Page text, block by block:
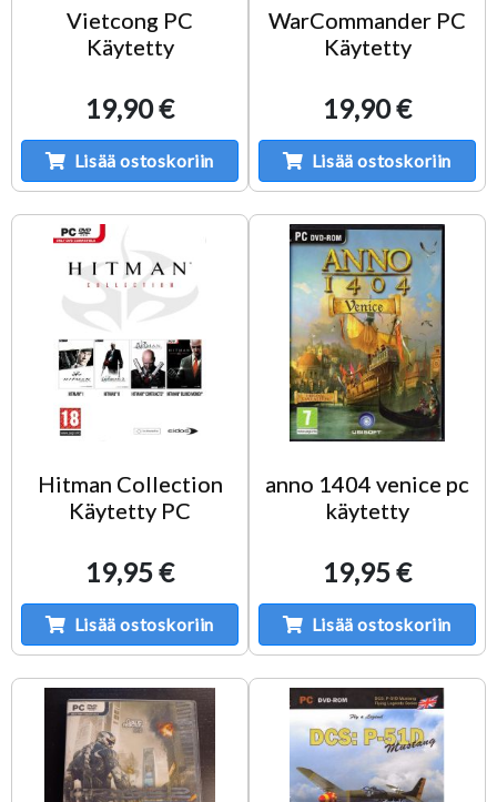
Vietcong PC
Käytetty
19,90 €
Lisää ostoskoriin
WarCommander PC
Käytetty
19,90 €
Lisää ostoskoriin
Hitman Collection
Käytetty PC
19,95 €
Lisää ostoskoriin
anno 1404 venice pc
käytetty
19,95 €
Lisää ostoskoriin